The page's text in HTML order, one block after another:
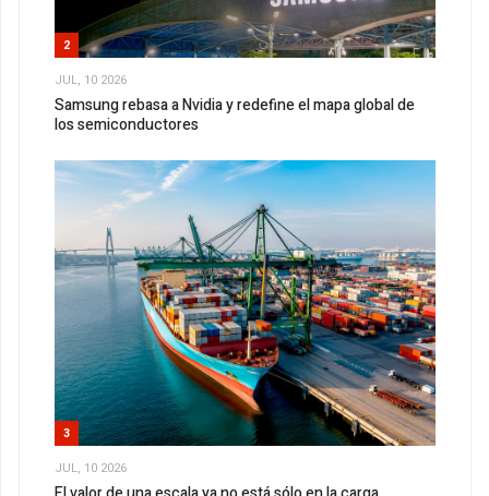
2
JUL, 10 2026
Samsung rebasa a Nvidia y redefine el mapa global de
los semiconductores
3
JUL, 10 2026